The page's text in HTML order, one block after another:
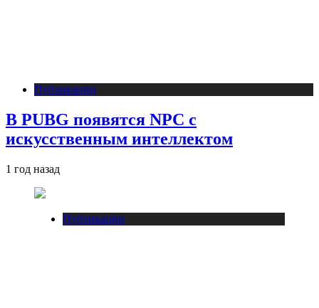
Публикации
В PUBG появятся NPC с
искусственным интеллектом
1 год назад
Публикации